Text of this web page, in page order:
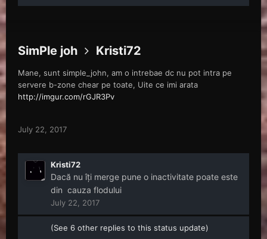
SimPle joh Kristi72
Mane, sunt simple_john, am o intrebae dc nu pot intra pe
servere b-zone chear pe toate, Uite ce imi arata
http://imgur.com/rGJR3Pv
July 22, 2017
Kristi72
Dacă nu îți merge pune o inactivitate poate este
din cauza flodului
July 22, 2017
(See 6 other replies to this status update)